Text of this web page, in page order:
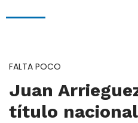
FALTA POCO
Juan
título